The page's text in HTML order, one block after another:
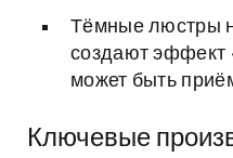
Тёмные люстры
создают эффект
может быть
Ключевые